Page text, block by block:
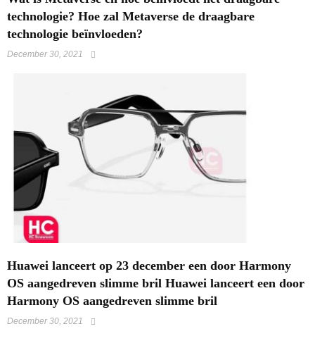
technologie? Hoe zal Metaverse de draagbare
technologie beïnvloeden?
December 30, 2021
Huawei lanceert op 23 december een door Harmony
OS aangedreven slimme bril Huawei lanceert een door
Harmony OS aangedreven slimme bril
December 30, 2021